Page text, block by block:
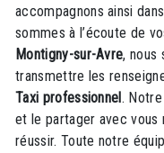
accompagnons ainsi
sommes à l’écoute de
Montigny-sur-Avre, nous
transmettre les
Taxi professionnel.
et le partager avec
réussir. Toute notre